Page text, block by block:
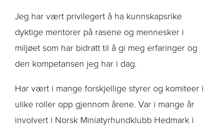
Jeg har vært privilegert å ha kunnskapsrike
dyktige mentorer på rasene og mennesker i
miljøet som har bidratt til å gi meg erfaringer og
den kompetansen jeg har i dag.
Har vært i mange forskjellige styrer og komiteer i
ulike roller opp gjennom årene. Var i mange år
involvert i Norsk Miniatyrhundklubb Hedmark i